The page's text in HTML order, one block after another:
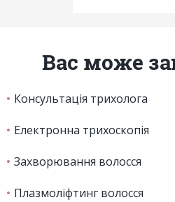
Вас може
Консультація трихолога
Електронна трихоскопія
Захворювання волосся
Плазмоліфтинг волосся